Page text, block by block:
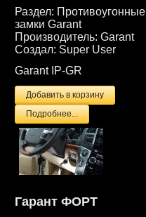
Раздел: Противоугонные
замки Garant
Производитель:Garant
Создал: Super User
Garant IP-GR
Подробнее...
Гарант ФОРТ